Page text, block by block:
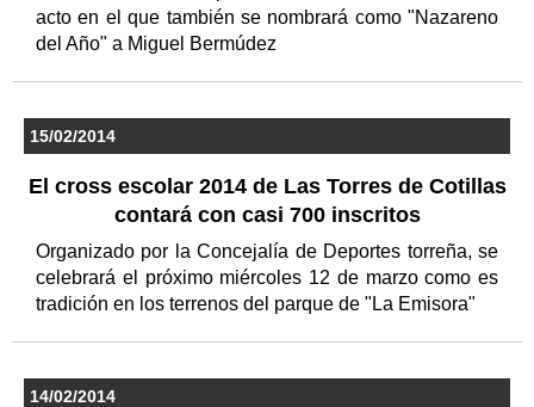
acto en el que también se nombrará como "Nazareno
del Año" a Miguel Bermúdez
15/02/2014
El cross escolar 2014 de Las Torres de Cotillas
contará con casi 700 inscritos
Organizado por la Concejalía de Deportes torreña, se
celebrará el próximo miércoles 12 de marzo como es
tradición en los terrenos del parque de "La Emisora"
14/02/2014